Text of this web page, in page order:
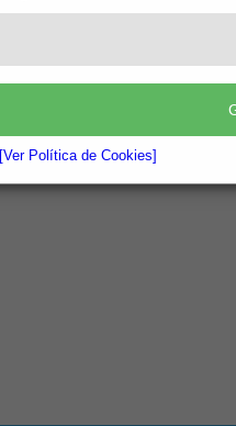
[Ver Política de Cookies]